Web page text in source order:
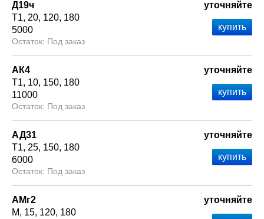
Д19ч
Т1 20 120 180
5000
Под заказ
уточняйте
АК4
Т1 10 150 180
11000
Под заказ
уточняйте
АД31
Т1 25 150 180
6000
Под заказ
уточняйте
АМг2
М
15 120 180
уточняйте